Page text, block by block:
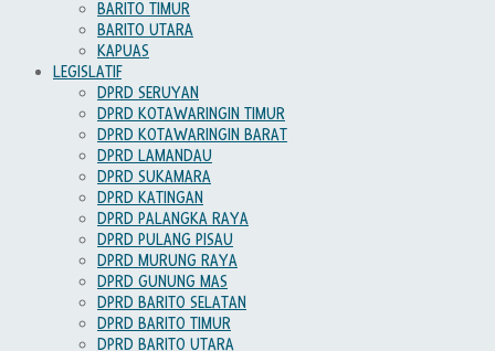
BARITO TIMUR
BARITO UTARA
KAPUAS
LEGISLATIF
DPRD SERUYAN
DPRD KOTAWARINGIN TIMUR
DPRD KOTAWARINGIN BARAT
DPRD LAMANDAU
DPRD SUKAMARA
DPRD KATINGAN
DPRD PALANGKA RAYA
DPRD PULANG PISAU
DPRD MURUNG RAYA
DPRD GUNUNG MAS
DPRD BARITO SELATAN
DPRD BARITO TIMUR
DPRD BARITO UTARA